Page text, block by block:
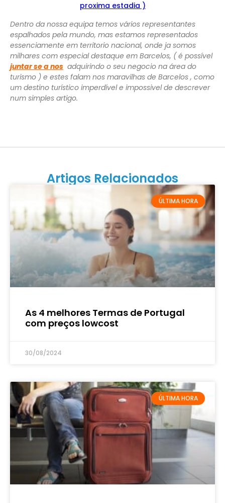
proxima estadia )
Dentro da nossa equipa temos vários representantes
espalhados pela mundo, mas estamos representados
essenciamente em territorio nacional, onde ja somos
milhares com especial destaque em Barcelos, ( é possível
juntar se a nos adquirindo o seu negocio na área do
turismo ) e estes falam nos maravilhas de Barcelos , como
um destino turístico imperdível e impossivel de descrever
num simples artigo.
Artigos Relacionados
ÚLTIMA HORA
As 4 melhores Termas de Portugal
com preços lowcost
30/08/2024
ÚLTIMA HORA